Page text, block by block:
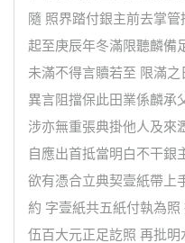
隨 照界踏付銀主前去掌
起至庚辰年冬滿限聽麟備
未滿不得言贖若至 限滿
異言阻擋保此田業係麟承
涉亦無重張典掛他人及來
自應出首抵當明白不干銀
欲有憑合立典契壹紙帶上
約 字壹紙共五紙付執為
伍百大元正足訖照 再批